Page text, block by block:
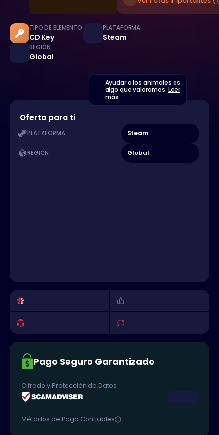
TIPO DE ELEMENTO
CD Key
PLATAFORMA
Steam
REGIÓN
Global
Ayudar a los animales es
algo que valoramos. Leer
más
Oferta para ti
PLATAFORMA Steam
REGIÓN Global
Pago Seguro Garantizado
Cifrado y Protección de Datos
Métodos de Pago Confiables